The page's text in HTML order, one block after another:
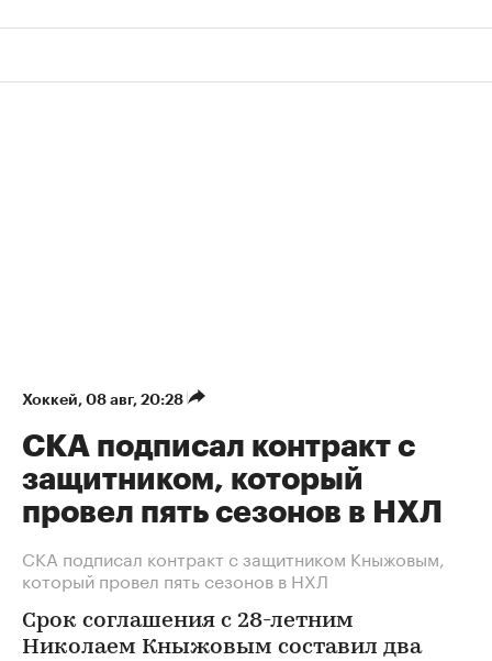
Хоккей⁠, 08 авг, 20:28
СКА подписал контракт с
защитником, который
провел пять сезонов в НХЛ
СКА подписал контракт с защитником Кныжовым,
который провел пять сезонов в НХЛ
Срок соглашения с 28-летним
Николаем Кныжовым составил два